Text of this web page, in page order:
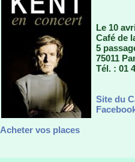
Le 10
Café de
5
75011
Tél. : 01
Site du
Acheter vos places